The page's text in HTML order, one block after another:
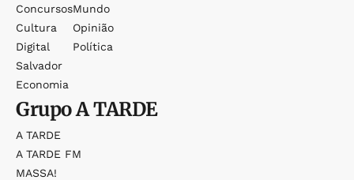
Concursos
Cultura
Digital
Salvador
Economia
Mundo
Opinião
Política
GrupoA TARDE
A TARDE
A TARDE FM
MASSA!